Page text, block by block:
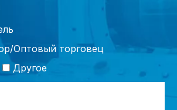
Оптовый торговец
Другое